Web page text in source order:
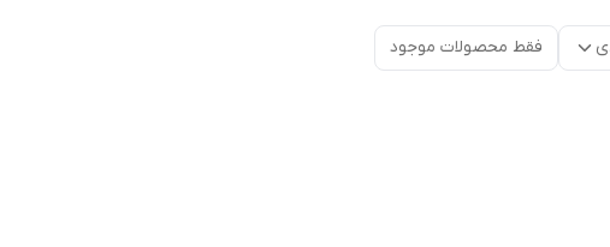
فقط محصولات موجود